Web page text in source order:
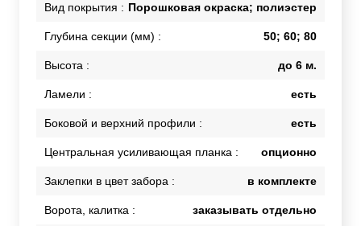
Вид покрытия : Порошковая окраска; полиэстер
Глубина секции (мм) : 50; 60; 80
Высота : до 6 м.
Ламели : есть
Боковой и верхний профили : есть
Центральная усиливающая планка : опционно
Заклепки в цвет забора : в комплекте
Ворота, калитка : заказывать отдельно